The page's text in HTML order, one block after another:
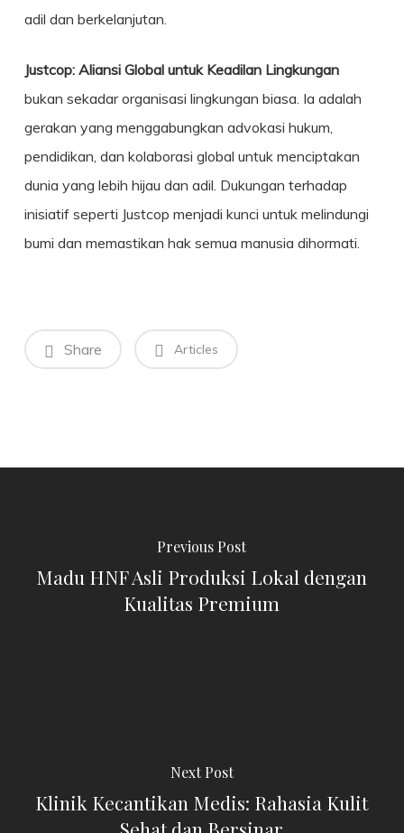
adil dan berkelanjutan.
Justcop: Aliansi Global untuk Keadilan Lingkungan
bukan sekadar organisasi lingkungan biasa. Ia adalah
gerakan yang menggabungkan advokasi hukum,
pendidikan, dan kolaborasi global untuk menciptakan
dunia yang lebih hijau dan adil. Dukungan terhadap
inisiatif seperti Justcop menjadi kunci untuk melindungi
bumi dan memastikan hak semua manusia dihormati.
Share Articles
Previous Post
Madu HNF Asli Produksi Lokal dengan
Kualitas Premium
Next Post
Klinik Kecantikan Medis: Rahasia Kulit